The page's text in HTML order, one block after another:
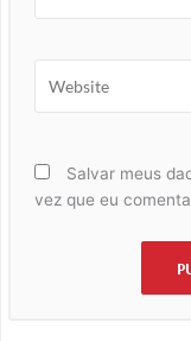
Salvar meus
vez que eu